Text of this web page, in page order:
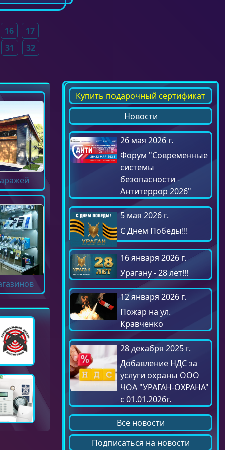
16
17
31
32
Купить подарочный сертификат
Новости
26 мая 2026 г.
Форум "Современные
системы
безопасности -
Антитеррор 2026"
5 мая 2026 г.
С Днем Победы!!!
16 января 2026 г.
Урагану - 28 лет!!!
12 января 2026 г.
Пожар на ул.
Кравченко
28 декабря 2025 г.
Добавление НДС за
услуги охраны ООО
ЧОА "УРАГАН-ОХРАНА"
с 01.01.2026г.
Все новости
Подписаться на новости